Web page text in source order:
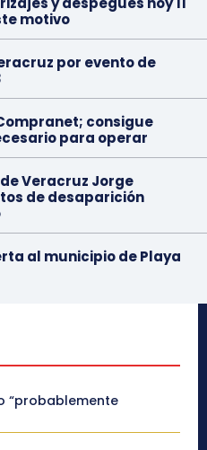
motivo
por evento de
consigue
para operar
Veracruz Jorge
de desaparición
al municipio de Playa
“probablemente